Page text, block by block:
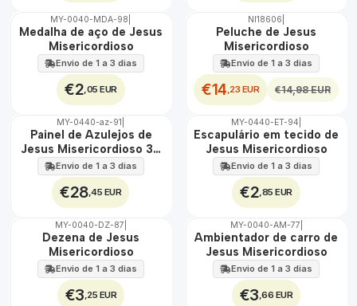
🇵🇹
100%
ÁGUA
MY-0040-MDA-98
Medalha de aço de Jesus
Misericordioso
Envio de 1 a 3 dias
€2 ,05 EUR
DESCONTO
NI18606
Peluche de Jesus
Misericordioso
Envio de 1 a 3 dias
€14 ,23 EUR €14,98 EUR
🇵🇹
EXT.
MY-0440-az-91
Painel de Azulejos de
Jesus Misericordioso 30
cm x 45 cm
Envio de 1 a 3 dias
€28,45 EUR
🇵🇹
100%
ÁGUA
MY-0440-ET-94
Escapulário em tecido de
Jesus Misericordioso
Envio de 1 a 3 dias
€2 ,85 EUR
🇵🇹
100%
MY-0040-DZ-87
Dezena de Jesus
Misericordioso
Envio de 1 a 3 dias
€3 ,25 EUR
🇵🇹
100%
MY-0040-AM-77
Ambientador de carro de
Jesus Misericordioso
Envio de 1 a 3 dias
€3 ,66 EUR